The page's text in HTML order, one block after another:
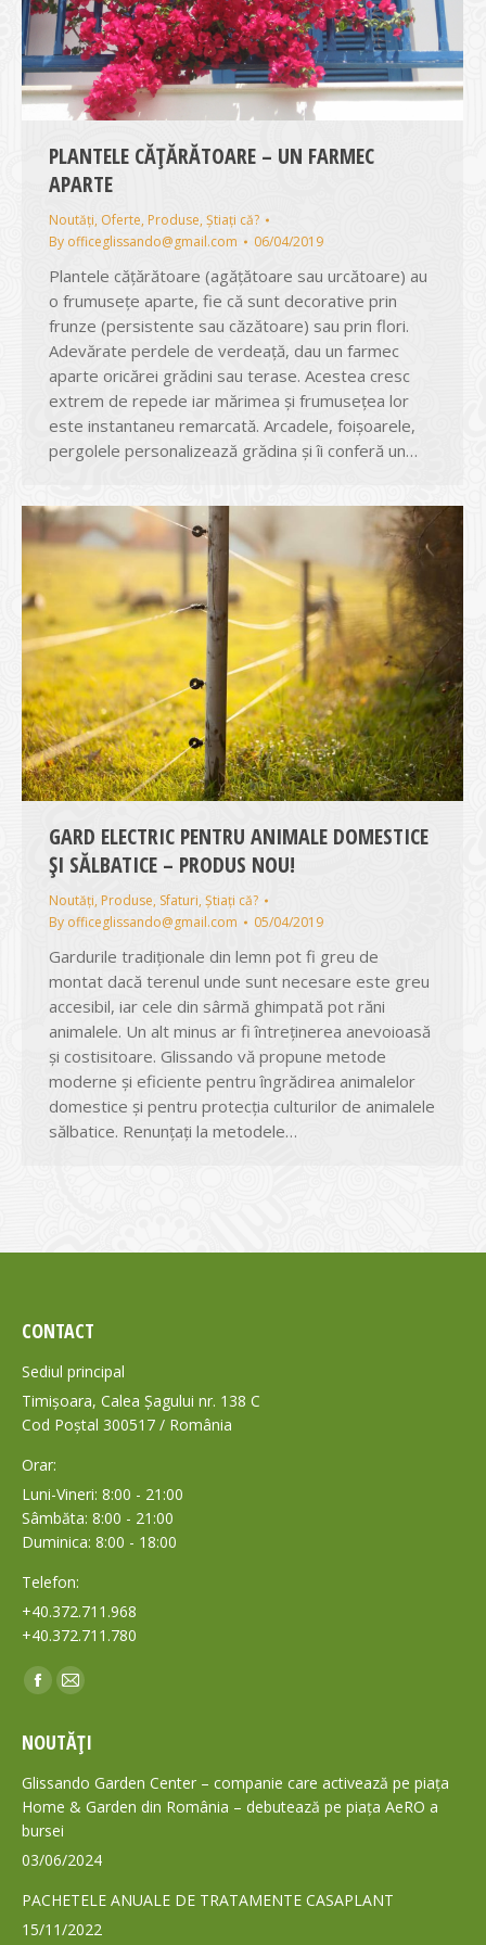
PLANTELE CĂȚĂRĂTOARE – UN FARMEC
APARTE
Noutăți, Oferte, Produse, Știați că?
By officeglissando@gmail.com 06/04/2019
Plantele cățărătoare (agățătoare sau urcătoare) au
o frumusețe aparte, fie că sunt decorative prin
frunze (persistente sau căzătoare) sau prin flori.
Adevărate perdele de verdeaţă, dau un farmec
aparte oricărei grădini sau terase. Acestea cresc
extrem de repede iar mărimea şi frumuseţea lor
este instantaneu remarcată. Arcadele, foişoarele,
pergolele personalizează grădina şi îi conferă un…
GARD ELECTRIC PENTRU ANIMALE DOMESTICE
ȘI SĂLBATICE – PRODUS NOU!
Noutăți, Produse, Sfaturi, Știați că?
By officeglissando@gmail.com 05/04/2019
Gardurile tradiționale din lemn pot fi greu de
montat dacă terenul unde sunt necesare este greu
accesibil, iar cele din sârmă ghimpată pot răni
animalele. Un alt minus ar fi întreținerea anevoioasă
și costisitoare. Glissando vă propune metode
moderne și eficiente pentru îngrădirea animalelor
domestice și pentru protecția culturilor de animalele
sălbatice. Renunțați la metodele…
CONTACT
Sediul principal
Timișoara, Calea Șagului nr. 138 C
Cod Poștal 300517 / România
Orar:
Luni-Vineri: 8:00 - 21:00
Sâmbăta: 8:00 - 21:00
Duminica: 8:00 - 18:00
Telefon:
+40.372.711.968
+40.372.711.780
Find us on:
Facebook
opens
in
new
window
Mail
opens
in
new
NOUTĂȚI
Glissando Garden Center – companie care activează pe piața
Home & Garden din România – debutează pe piața AeRO a
bursei
03/06/2024
PACHETELE ANUALE DE TRATAMENTE CASAPLANT
15/11/2022